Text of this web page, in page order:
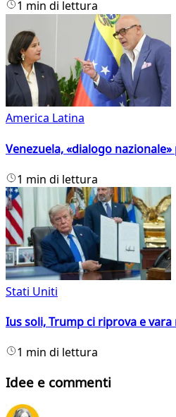
1 min di lettura
America Latina
Venezuela, «dialogo
1 min di lettura
Stati Uniti
Ius soli, Trump ci riprova e
1 min di lettura
Idee e commenti